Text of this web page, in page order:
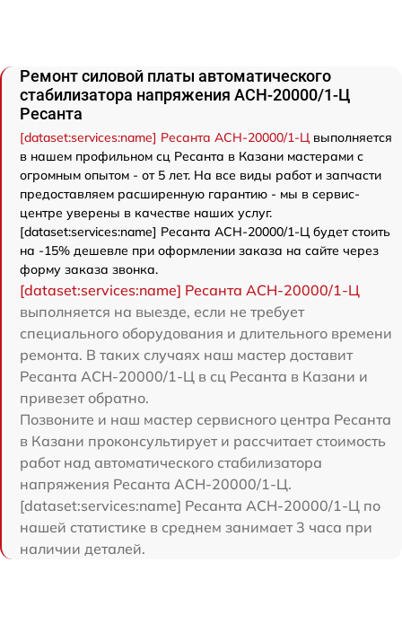
Ремонт силовой платы автоматического
стабилизатора напряжения АСН-20000/1-Ц
Ресанта
[dataset:services:name] Ресанта АСН-20000/1-Ц выполняется
в нашем профильном сц Ресанта в Казани мастерами с
огромным опытом - от 5 лет. На все виды работ и запчасти
предоставляем расширенную гарантию - мы в сервис-
центре уверены в качестве наших услуг.
[dataset:services:name] Ресанта АСН-20000/1-Ц будет стоить
на -15% дешевле при оформлении заказа на сайте через
форму заказа звонка.
[dataset:services:name] Ресанта АСН-20000/1-Ц
выполняется на выезде, если не требует
специального оборудования и длительного времени
ремонта. В таких случаях наш мастер доставит
Ресанта АСН-20000/1-Ц в сц Ресанта в Казани и
привезет обратно.
Позвоните и наш мастер сервисного центра Ресанта
в Казани проконсультирует и рассчитает стоимость
работ над автоматического стабилизатора
напряжения Ресанта АСН-20000/1-Ц.
[dataset:services:name] Ресанта АСН-20000/1-Ц по
нашей статистике в среднем занимает 3 часа при
наличии деталей.